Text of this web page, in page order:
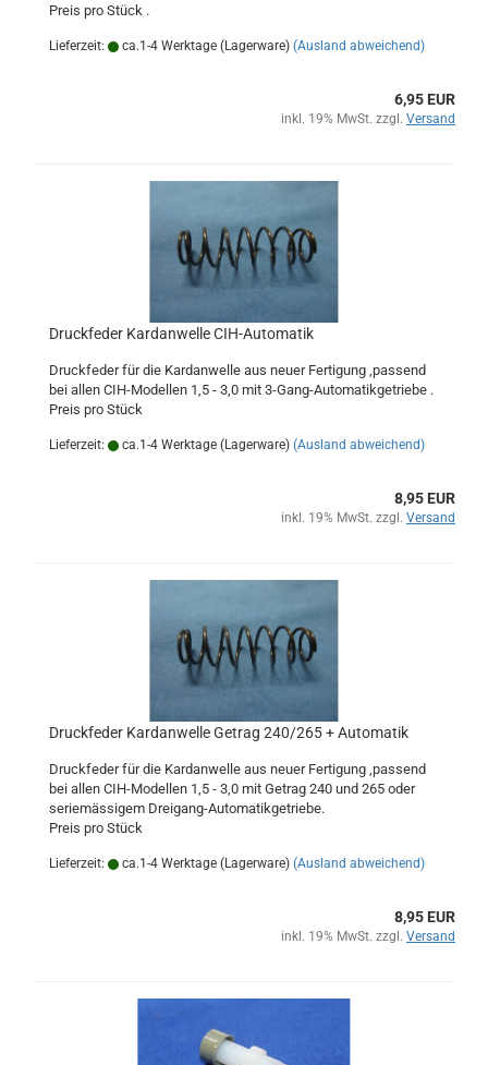
Preis pro Stück .
Lieferzeit: ca.1-4 Werktage (Lagerware) (Ausland abweichend)
6,95 EUR
inkl. 19% MwSt. zzgl. Versand
Druckfeder Kardanwelle CIH-Automatik
Druckfeder für die Kardanwelle aus neuer Fertigung ,passend
bei allen CIH-Modellen 1,5 - 3,0 mit 3-Gang-Automatikgetriebe .
Preis pro Stück
Lieferzeit: ca.1-4 Werktage (Lagerware) (Ausland abweichend)
8,95 EUR
inkl. 19% MwSt. zzgl. Versand
Druckfeder Kardanwelle Getrag 240/265 + Automatik
Druckfeder für die Kardanwelle aus neuer Fertigung ,passend
bei allen CIH-Modellen 1,5 - 3,0 mit Getrag 240 und 265 oder
seriemässigem Dreigang-Automatikgetriebe.
Preis pro Stück
Lieferzeit: ca.1-4 Werktage (Lagerware) (Ausland abweichend)
8,95 EUR
inkl. 19% MwSt. zzgl. Versand